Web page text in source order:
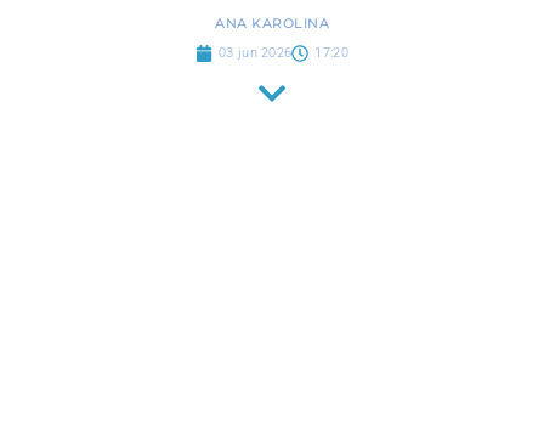
ANA KAROLINA
03 jun 2026 17:20